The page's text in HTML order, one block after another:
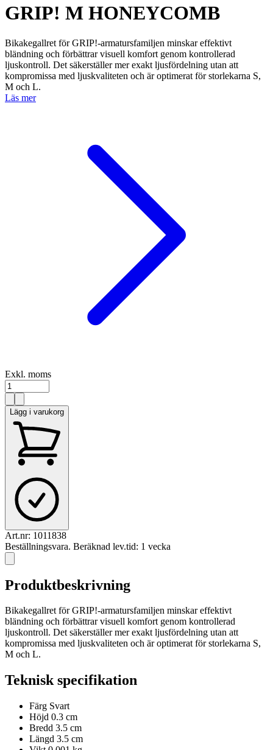
GRIP! M HONEYCOMB
Bikakegallret för GRIP!-armatursfamiljen minskar effektivt
bländning och förbättrar visuell komfort genom kontrollerad
ljuskontroll. Det säkerställer mer exakt ljusfördelning utan att
kompromissa med ljuskvaliteten och är optimerat för storlekarna S,
M och L.
Läs mer
Exkl. moms
Lägg i varukorg
Art.nr: 1011838
Beställningsvara. Beräknad lev.tid: 1 vecka
Produktbeskrivning
Bikakegallret för GRIP!-armatursfamiljen minskar effektivt
bländning och förbättrar visuell komfort genom kontrollerad
ljuskontroll. Det säkerställer mer exakt ljusfördelning utan att
kompromissa med ljuskvaliteten och är optimerat för storlekarna S,
M och L.
Teknisk specifikation
Färg Svart
Höjd 0.3 cm
Bredd 3.5 cm
Längd 3.5 cm